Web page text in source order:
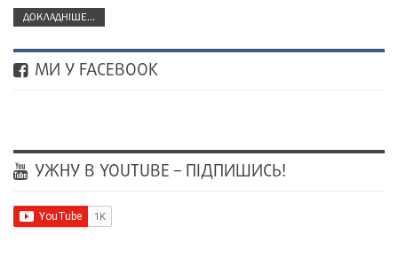
ДОКЛАДНІШЕ...
МИ У FACEBOOK
УЖНУ В YOUTUBE – ПІДПИШИСЬ!